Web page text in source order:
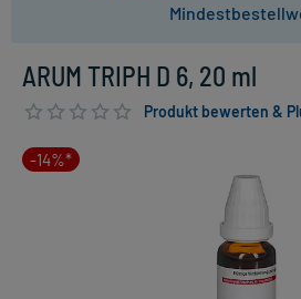
ARUM TRIPH D 6, 20 ml
Produkt bewerten &
-14%*